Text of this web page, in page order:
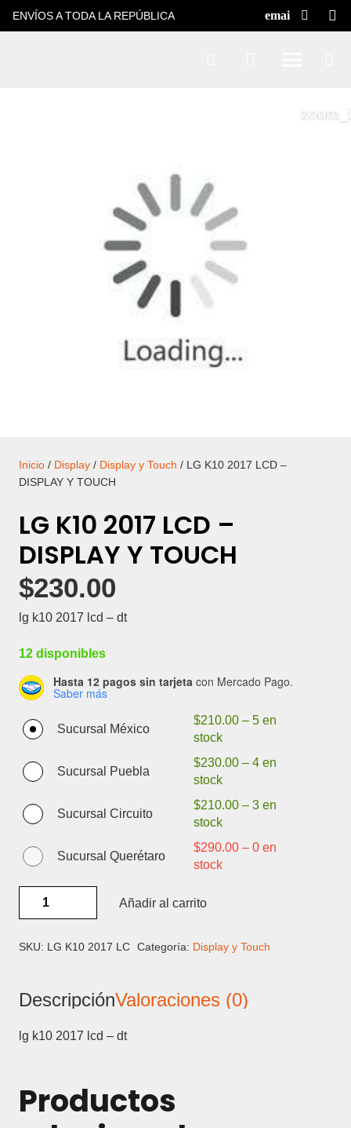
ENVÍOS A TODA LA REPÚBLICA
Inicio / Display / Display y Touch / LG K10 2017 LCD –
DISPLAY Y TOUCH
LG K10 2017 LCD –
DISPLAY Y TOUCH
$230.00
lg k10 2017 lcd – dt
12 disponibles
Hasta 12 pagos sin tarjeta con Mercado Pago.
Saber más
Sucursal México
$210.00– 5 en
stock
Sucursal Puebla
$230.00– 4 en
stock
Sucursal Circuito
$210.00– 3 en
stock
Sucursal Querétaro
$290.00– 0 en
stock
LCD
Y
cantidad
Añadir al carrito
SKU: LG K10 2017 LC Categoría: Display y Touch
DescripciónValoraciones (0)
lg k10 2017 lcd – dt
Productos